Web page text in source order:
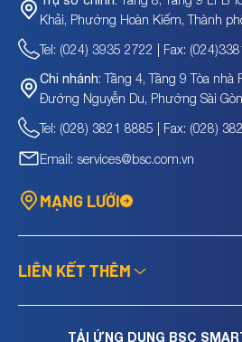
Khải, Phường Hoàn Kiếm, Thành
Tel: (024) 3935 2722 | Fax:
Chi nhánh: Tầng 4, Tầng 9 Tòa nhà
Đường Nguyễn Du, Phường Sài
Tel: (028) 3821 8885 | Fax: (028)
Email: services@bsc.com.vn
MẠNG LƯỚI
LIÊN KẾT THÊM
TẢI ỨNG DỤNG BSC